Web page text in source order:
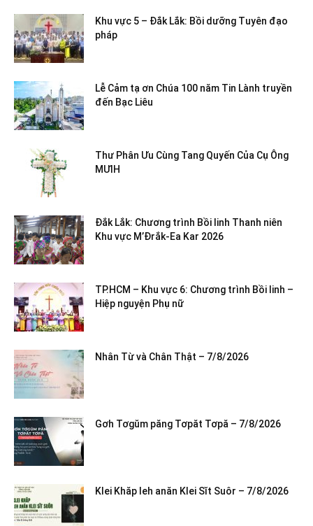
Khu vực 5 – Đắk Lắk: Bồi dưỡng Tuyên đạo
pháp
Lễ Cảm tạ ơn Chúa 100 năm Tin Lành truyền
đến Bạc Liêu
Thư Phân Ưu Cùng Tang Quyến Của Cụ Ông
MƯIH
Đắk Lắk: Chương trình Bồi linh Thanh niên
Khu vực M’Đrắk-Ea Kar 2026
TP.HCM – Khu vực 6: Chương trình Bồi linh –
Hiệp nguyện Phụ nữ
Nhân Từ và Chân Thật – 7/8/2026
Gơh Tơgŭm păng Tơpăt Tơpă – 7/8/2026
Klei Khăp leh anăn Klei Sĭt Suôr – 7/8/2026